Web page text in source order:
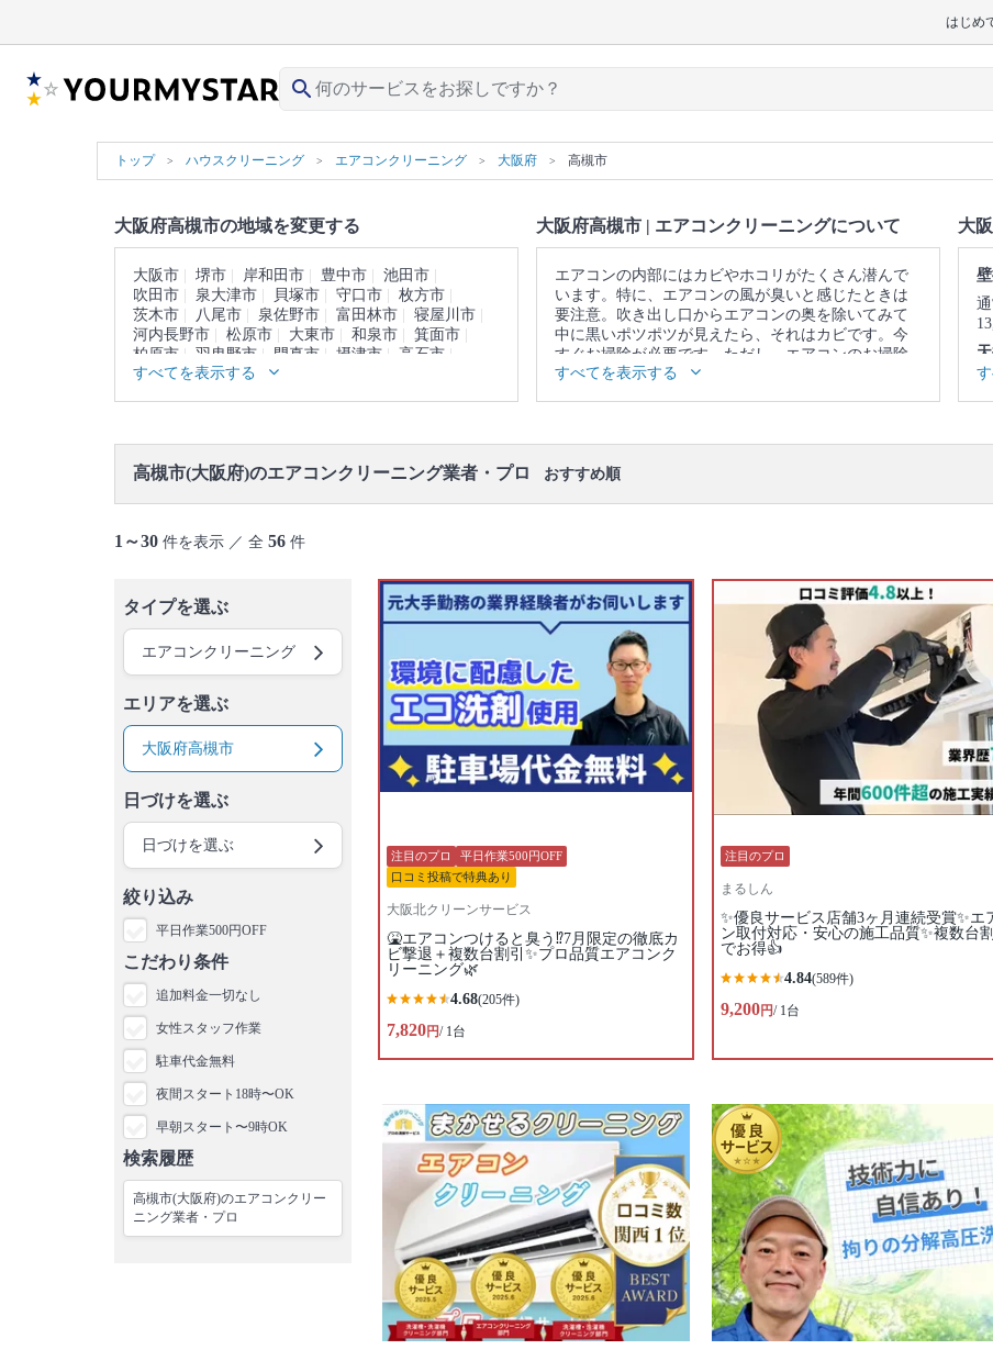
はじめ
search
トップ ハウスクリーニング エアコンクリーニング 大阪府 高槻市
大阪府高槻市の地域を変更する
大阪市 堺市 岸和田市 豊中市
池田市
吹田市
泉大津市 貝塚市 守口市
枚方市
茨木市
八尾市 泉佐野市 富田林市
寝屋川市
河内長野市
松原市 大東市 和泉市
箕面市
柏原市
羽曳野市 門真市 摂津市
高石市
藤井寺市
東大阪市
すべてを表示する
大阪府高槻市 | エアコンクリーニングについて
エアコンの内部にはカビやホコリがたくさん潜んで
います。特に、エアコンの風が臭いと感じたときは
要注意。吹き出し口からエアコンの奥を除いてみて
中に黒いポツポツが見えたら、それはカビです。今
すぐお掃除が必要です。ただし、エアコンのお掃除
はフィルターをキレイにして終わりではありませ
洗浄してくれるのが、プロのエアコンクリーニング
中から、あなたの条件にあったプロに出会ってくだ
さい。口コミ・写真・日程・料金からあなたにあっ
たプロがきっと見つかります。
▼表示価格に含まれるエアコンクリーニングの作業
範囲
エアコン内部の高圧洗浄 / 外装カバー / フィン（熱交
換器） / ファン / フィルター / ドレンパン / 作業場所
の簡易清掃 / 業務用タイプと家庭用タイプは共通料金
口コミもご参照ください。
※本ページでは一部プロモーションを含む場合があ
すべてを表示する
大
高槻市(大阪府)のエアコンクリーニング業者・プロ おすすめ順
1～30 件を表示 ／ 全 56 件
タイプを選ぶ
エアコンクリーニング
エリアを選ぶ
大阪府高槻市
日づけを選ぶ
日づけを選ぶ
絞り込み
平日作業500円OFF
こだわり条件
追加料金一切なし
女性スタッフ作業
駐車代金無料
夜間スタート18時〜OK
早朝スタート〜9時OK
検索履歴
高槻市(大阪府)のエアコンクリー
ニング業者・プロ
注目のプロ
平日作業500円OFF
口コミ投稿で特典あり
大阪北クリーンサービス
🤮エアコンつけると臭う⁉️7月限定の徹底カ
ビ撃退＋複数台割引✨プロ品質エアコンク
リーニング🌿
4.68(205件)
7,820円/ 1台
注目のプロ
まるしん
✨優良サービス店舗3ヶ月連続受賞✨エ
ン取付対応・安心の施工品質✨複数台
でお得👍
4.84(589件)
9,200円/ 1台